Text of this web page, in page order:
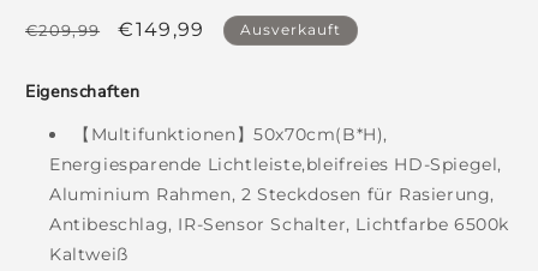
Normaler
€209,99 Verkaufspreis
€149,99 Ausverkauft
Eigenschaften
【Multifunktionen】50x70cm(B*H),
Energiesparende Lichtleiste,bleifreies HD-Spiegel,
Aluminium Rahmen, 2 Steckdosen für Rasierung,
Antibeschlag, IR-Sensor Schalter, Lichtfarbe 6500k
Kaltweiß